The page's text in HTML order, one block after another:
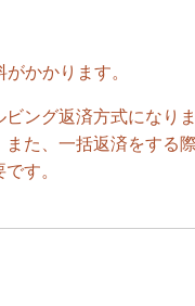
かかります。
ング返済方式になり
た、一括返済をする
す。